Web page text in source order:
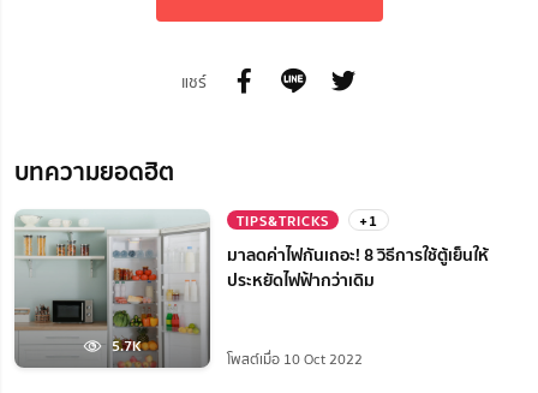
แชร์
บทความยอดฮิต
5.7K
TIPS&TRICKS +1
มาลดค่าไฟกันเถอะ! 8 วิธีการใช้ตู้เย็นให้
ประหยัดไฟฟ้ากว่าเดิม
โพสต์เมื่อ 10 Oct 2022